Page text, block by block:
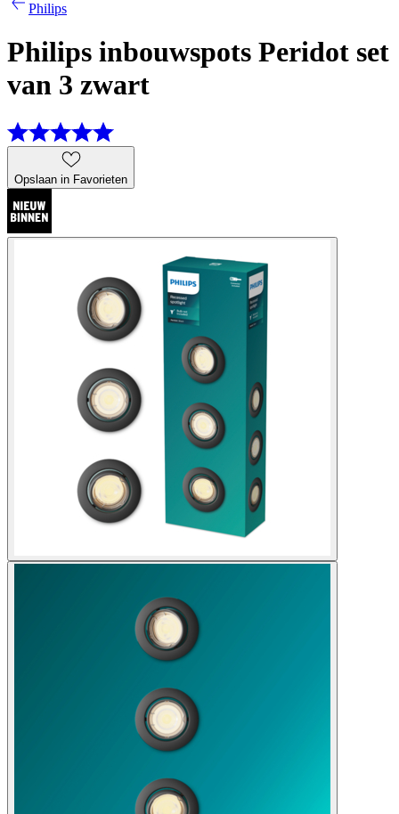
Philips
Philips inbouwspots Peridot set
van 3 zwart
Opslaan in Favorieten